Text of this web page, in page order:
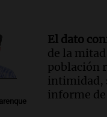
El dato
de la
población
intimidad,
informe de